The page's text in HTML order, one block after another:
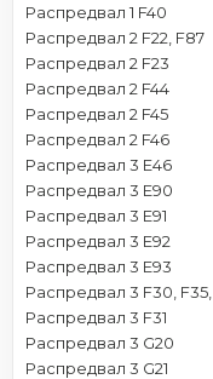
Распредвал 1 F40
Распредвал 2 F22, F87
Распредвал 2 F23
Распредвал 2 F44
Распредвал 2 F45
Распредвал 2 F46
Распредвал 3 E46
Распредвал 3 E90
Распредвал 3 E91
Распредвал 3 E92
Распредвал 3 E93
Распредвал 3 F30,
Распредвал 3 F31
Распредвал 3 G20
Распредвал 3 G21